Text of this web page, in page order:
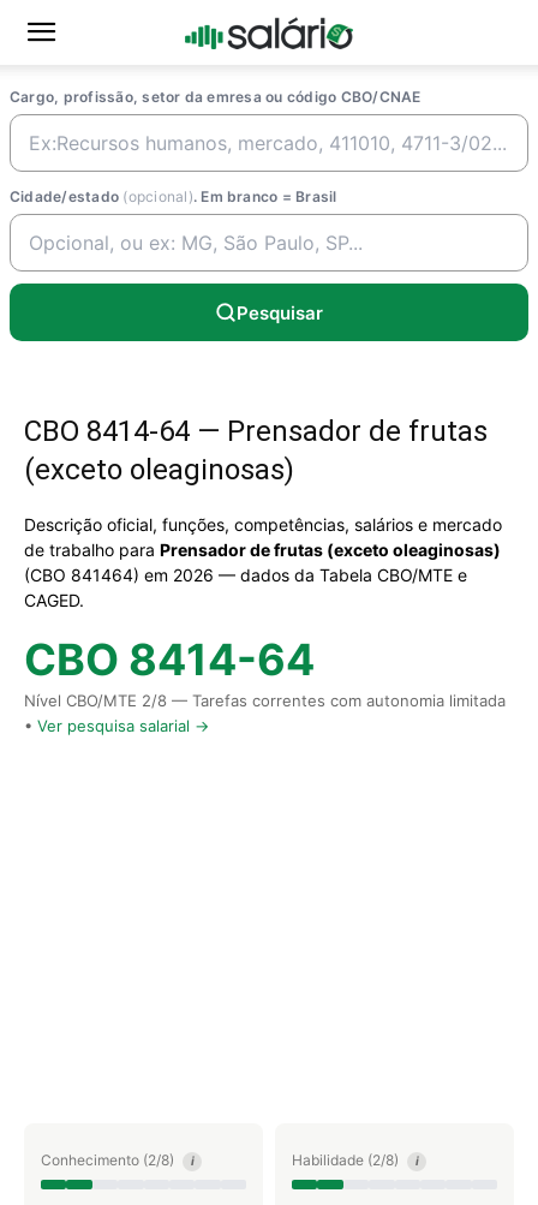
Cargo, profissão, setor da emresa ou código CBO/CNAE
Cidade/estado (opcional). Em branco = Brasil
Pesquisar
CBO 8414-64 — Prensador de frutas
(exceto oleaginosas)
Descrição oficial, funções, competências, salários e mercado
de trabalho para Prensador de frutas (exceto oleaginosas)
(CBO 841464) em 2026 — dados da Tabela CBO/MTE e
CAGED.
CBO 8414-64
Nível CBO/MTE 2/8 — Tarefas correntes com autonomia limitada
• Ver pesquisa salarial →
Conhecimento (2/8) i Habilidade (2/8) i